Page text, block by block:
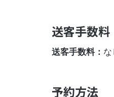
送客手数料
送客手数料： な
予約方法